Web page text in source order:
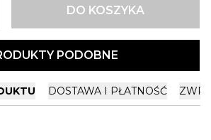
DO KOSZYKA
PODOBNE
DOSTAWA I PŁATNOŚĆ